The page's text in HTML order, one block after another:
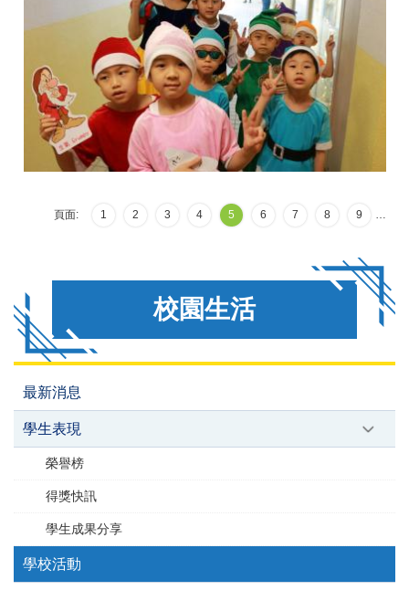
頁面: 1 2 3 4 5 6 7 8 9 …
校園生活
最新消息
學生表現
榮譽榜
得獎快訊
學生成果分享
學校活動